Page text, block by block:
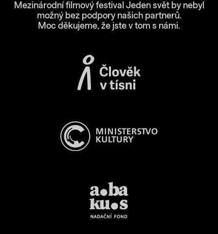
Mezinárodní filmový festival Jeden svět by nebyl
možný bez podpory našich partnerů.
Moc děkujeme, že jste v tom s námi.